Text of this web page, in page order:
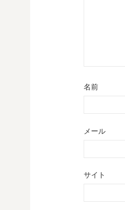
名前
メール
サイト